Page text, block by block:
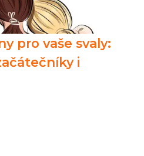
pro vaše svaly:
i